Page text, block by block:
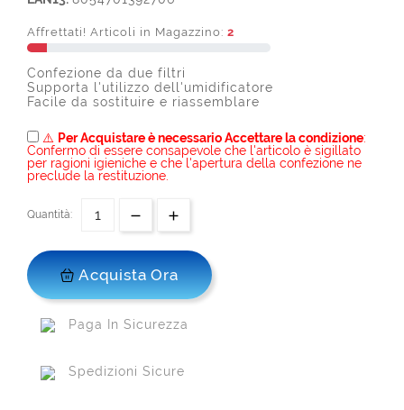
Affrettati! Articoli in Magazzino: 2
Confezione da due filtri
Supporta l'utilizzo dell'umidificatore
Facile da sostituire e riassemblare
⚠️ Per Acquistare è necessario Accettare la condizione:
Confermo di essere consapevole che l'articolo è sigillato
per ragioni igieniche e che l'apertura della confezione ne
preclude la restituzione.
Quantità:
Acquista Ora
Paga In Sicurezza
Spedizioni Sicure